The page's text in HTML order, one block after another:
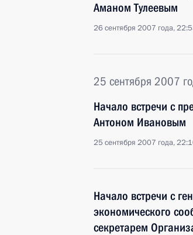
Аманом Тулеевым
26 сентября 2007 года,
25 сентября 2007
Начало встречи с
Антоном Ивановым
25 сентября 2007 года,
Начало встречи с
экономического
секретарем